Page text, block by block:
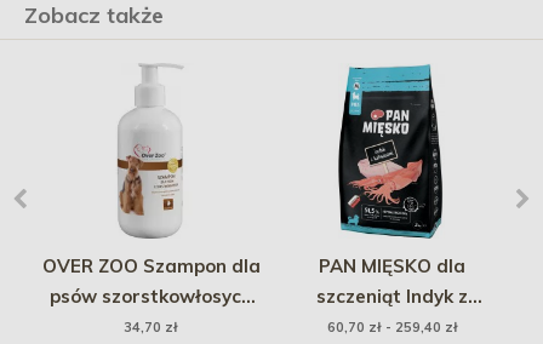
Zobacz także
OVER ZOO Szampon dla
psów szorstkowłosych
250ml
34,70 zł
PAN MIĘSKO dla
szczeniąt Indyk z
kalmarami - rozmiar
60,70 zł - 259,40 zł